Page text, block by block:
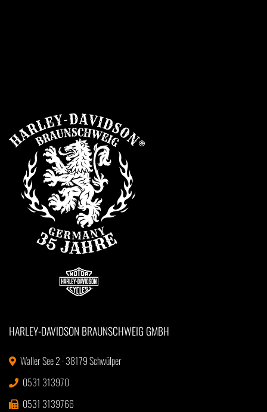
HARLEY-DAVIDSON BRAUNSCHWEIG GMBH
Waller See 2 · 38179 Schwülper
0531 313970
0531 3139766